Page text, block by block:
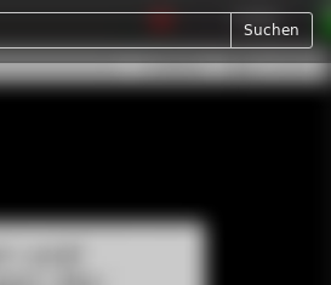
Suchen